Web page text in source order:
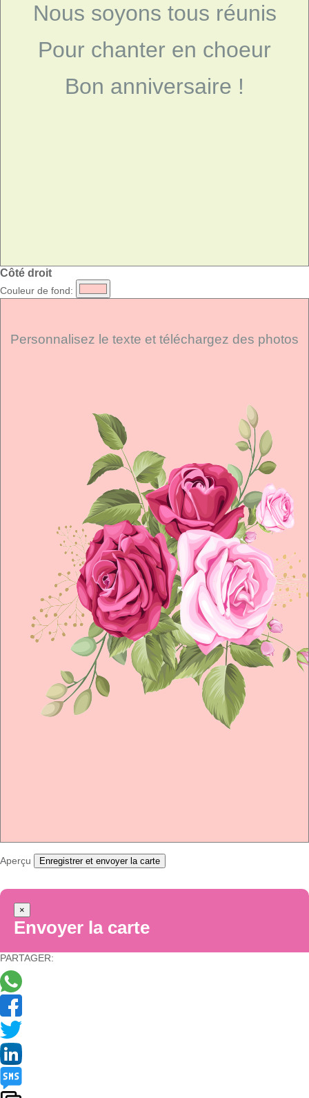
Nous soyons tous réunis
Pour chanter en choeur
Bon anniversaire !
Côté droit
Couleur de fond:
Personnalisez le texte et téléchargez des photos
Aperçu Enregistrer et envoyer la carte
×
Envoyer la carte
PARTAGER: